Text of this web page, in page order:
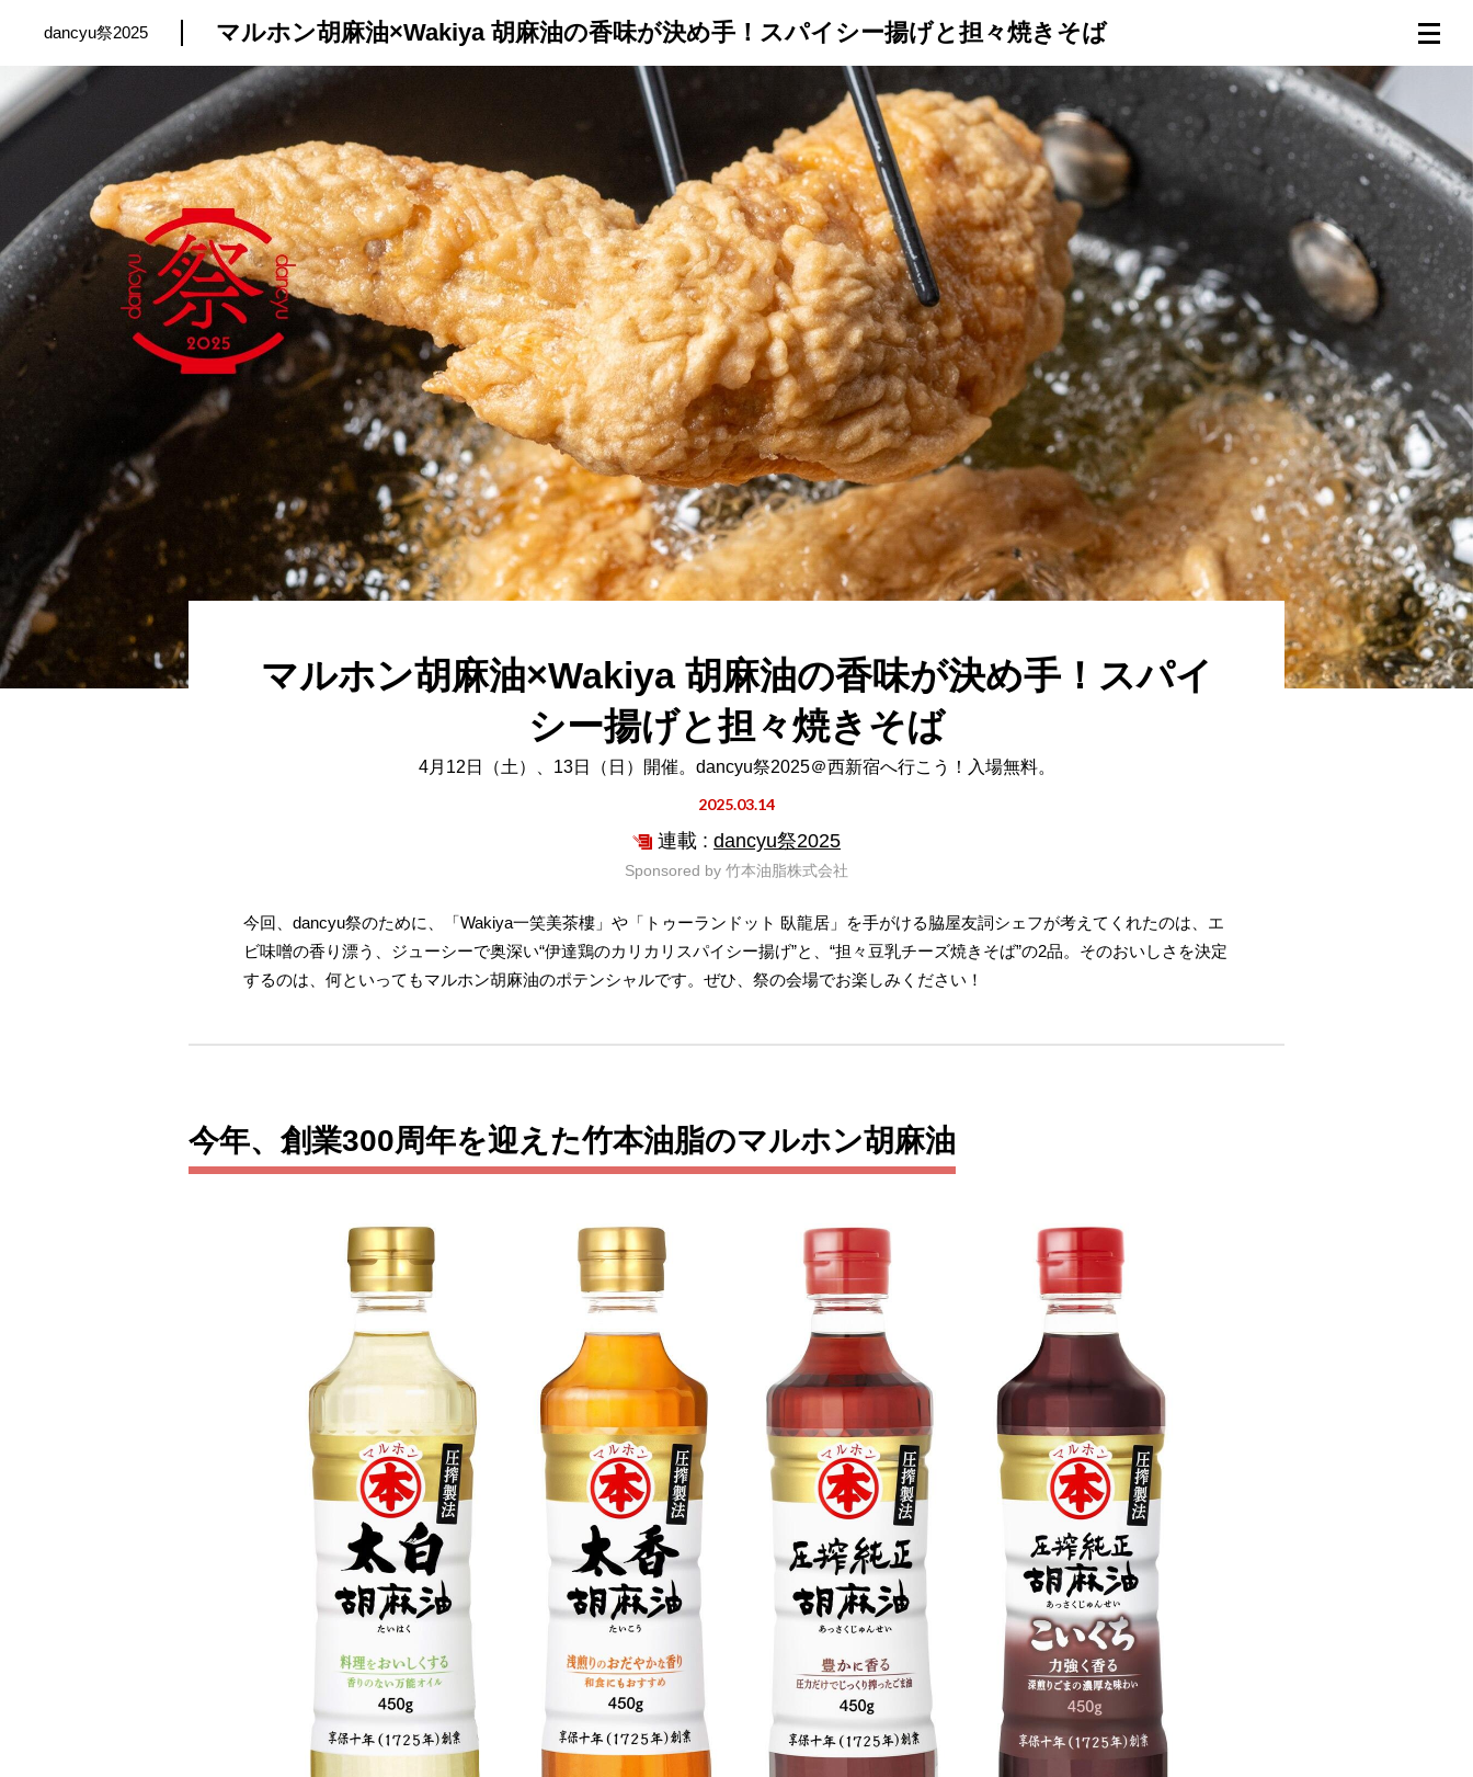
トップ プロが教えるレシピ 厳選！店探し 食のストーリー 連載一覧
dancyu祭2025 マルホン胡麻油×Wakiya 胡麻油の香味が決め手！スパイシー揚げと担々焼きそば
マルホン胡麻油×Wakiya 胡麻油の香味が決め手！スパイ
シー揚げと担々焼きそば
4月12日（土）、13日（日）開催。dancyu祭2025＠西新宿へ行こう！入場無料。
2025.03.14
連載 : dancyu祭2025
Sponsored by 竹本油脂株式会社
今回、dancyu祭のために、「Wakiya一笑美茶樓」や「トゥーランドット 臥龍居」を手がける脇屋友詞シェフが考えてくれたのは、エ
ビ味噌の香り漂う、ジューシーで奥深い“伊達鶏のカリカリスパイシー揚げ”と、“担々豆乳チーズ焼きそば”の2品。そのおいしさを決定
するのは、何といってもマルホン胡麻油のポテンシャルです。ぜひ、祭の会場でお楽しみください！
今年、創業300周年を迎えた竹本油脂のマルホン胡麻油